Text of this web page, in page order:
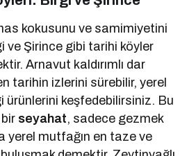
kokusunu ve samimiyetini
ve Şirince gibi tarihi köyler
Arnavut kaldırımlı dar
tarihin izlerini sürebilir, yerel
ürünlerini keşfedebilirsiniz. Bu
seyahat, sadece gezmek
yerel mutfağın en taze ve